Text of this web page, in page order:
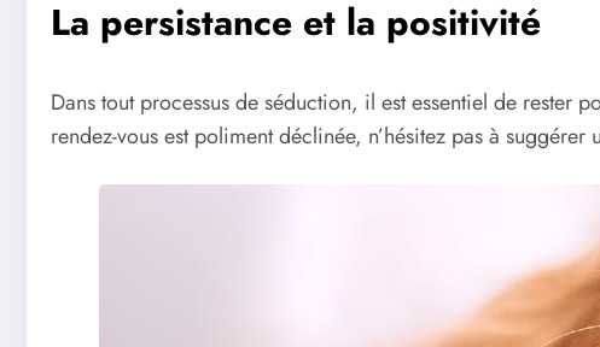
La persistance et la positivité
Dans tout processus de séduction, il est essentiel de rester
rendez-vous est poliment déclinée, n’hésitez pas à